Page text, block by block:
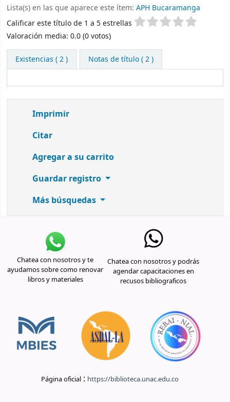
Lista(s) en las que aparece este ítem: APH Bucaramanga
Valoración
Calificar este título de 1 a 5 estrellas
Valoración media: 0.0 (0 votos)
Existencias ( 2 ) Notas de título ( 2 )
Imprimir
Citar
Agregar a su carrito
Guardar registro
Más búsquedas
Chatea con nosotros y te
ayudamos sobre como renovar
libros y materiales
Chatea con nosotros y podrás
agendar capacitaciones en
recusos bibliograficos
Página oficial : https://biblioteca.unac.edu.co